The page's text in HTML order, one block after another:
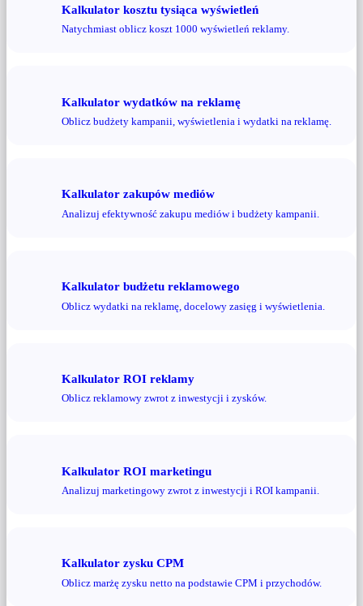
Kalkulator kosztu tysiąca wyświetleń
Natychmiast oblicz koszt 1000 wyświetleń reklamy.
Kalkulator wydatków na reklamę
Oblicz budżety kampanii, wyświetlenia i wydatki na reklamę.
Kalkulator zakupów mediów
Analizuj efektywność zakupu mediów i budżety kampanii.
Kalkulator budżetu reklamowego
Oblicz wydatki na reklamę, docelowy zasięg i wyświetlenia.
Kalkulator ROI reklamy
Oblicz reklamowy zwrot z inwestycji i zysków.
Kalkulator ROI marketingu
Analizuj marketingowy zwrot z inwestycji i ROI kampanii.
Kalkulator zysku CPM
Oblicz marżę zysku netto na podstawie CPM i przychodów.